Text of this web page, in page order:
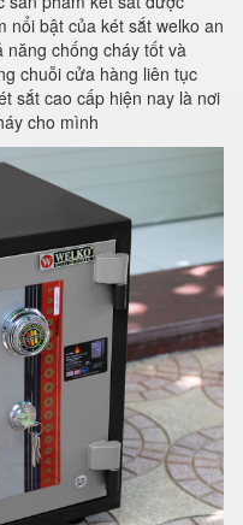
nổi bật của két sắt welko an
chống cháy tốt và
chuỗi cửa hàng liên tục
sắt cao cấp hiện nay là nơi
cho mình